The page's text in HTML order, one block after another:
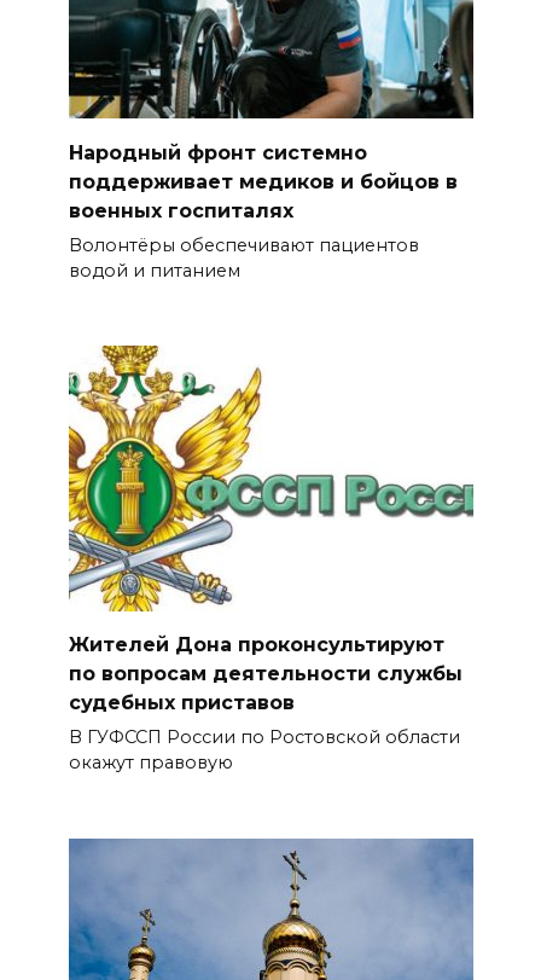
Народный фронт системно
поддерживает медиков и бойцов в
военных госпиталях
Волонтёры обеспечивают пациентов
водой и питанием
Жителей Дона проконсультируют
по вопросам деятельности службы
судебных приставов
В ГУФССП России по Ростовской области
окажут правовую